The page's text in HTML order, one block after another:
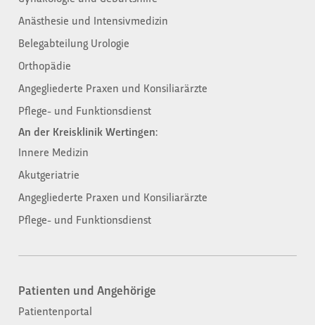
Anästhesie und Intensivmedizin
Belegabteilung Urologie
Orthopädie
Angegliederte Praxen und Konsiliarärzte
Pflege- und Funktionsdienst
An der Kreisklinik Wertingen:
Innere Medizin
Akutgeriatrie
Angegliederte Praxen und Konsiliarärzte
Pflege- und Funktionsdienst
Patienten und Angehörige​
Patientenportal